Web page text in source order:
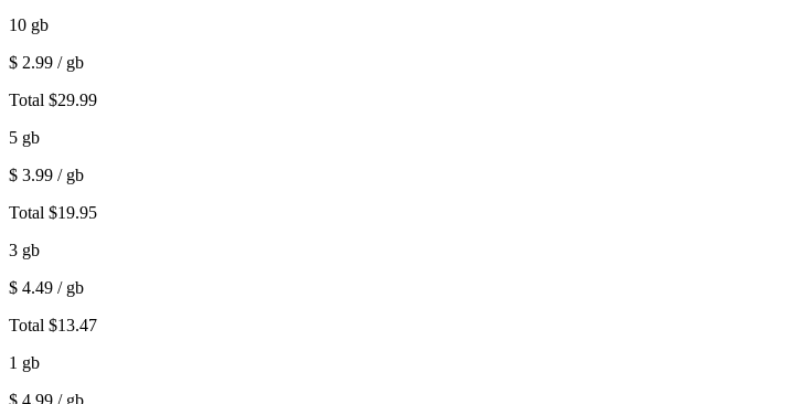
10 gb
$ 2.99 / gb
Total $29.99
5 gb
$ 3.99 / gb
Total $19.95
3 gb
$ 4.49 / gb
Total $13.47
1 gb
$ 4.99 / gb